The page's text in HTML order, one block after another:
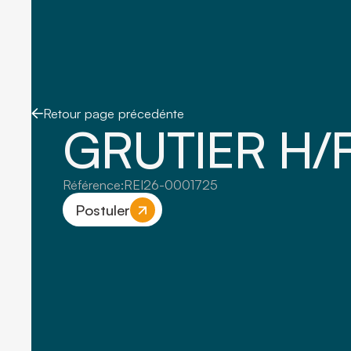
Retour page précedénte
GRUTIER H/
Référence:REI26-0001725
Postuler